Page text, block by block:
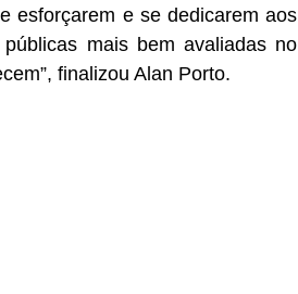
esforçarem e se dedicarem aos
mais bem avaliadas no
finalizou Alan Porto.